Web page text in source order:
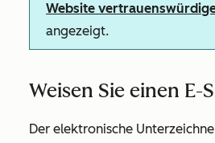
Website
angezeigt.
Weisen Sie einen E-
Der elektronische